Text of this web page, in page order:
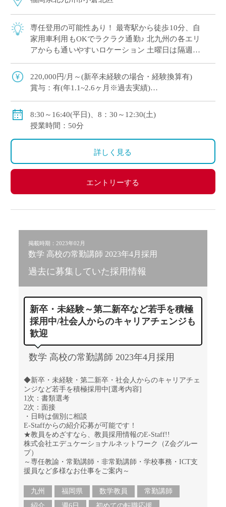
専任登用の可能性あり！ 最寄駅から徒歩10分、自
家用車利用もOKでラクラク通勤♪ 北九州の各エリ
アからも通いやすいロケーション 土曜日は隔週勤
多数！ 長期休暇もしっかりとれて自 […]
220,000円/月～(新卒未経験の場合・経験換算有)
賞与：有(年1.1~2.6ヶ月※過去実績)
40歳：396,600円/月
50歳：491,000円/月
8:30～16:40(平日)、8：30～12:30(土)
授業時間：50分
詳しく見る
エントリーする
掲載時期：2023年02月
数学 高校の常勤講師 2023年4月採用
過去に募集していた採用情報
新卒・未経験～第二新卒など若手を積極
採用中/社会人からのキャリアチェンジも
歓迎
数学 高校の常勤講師 2023年4月採用
◆新卒・未経験・第二新卒・社会人からのキャリアチェ
ンジなど若手を積極採用中[選考内容]
1次：書類選考
2次：面接
・日時は個別に相談
E-Staffからの紹介応募が可能です！
★教員をめざすなら、教員採用情報のE-Staff!!
株式会社エデュケーショナルネットワーク（Z会グルー
プ）
～専任教諭・常勤講師・非常勤講師・学校事務・ICT支
援員など多様なお仕事をご案内～
九州 福岡県 数学教員
常勤講師